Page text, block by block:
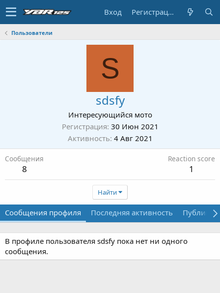
Вход Регистрация
Пользователи
S
sdsfy
Интересующийся мото
Регистрация 30 Июн 2021
Активность 4 Авг 2021
Сообщения
8
Reaction score
1
Найти
Сообщения профиля Последняя активность
В профиле пользователя sdsfy пока нет ни одного
сообщения.